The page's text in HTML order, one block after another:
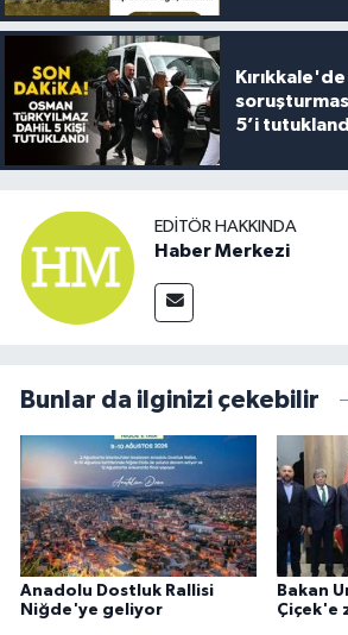
5’i
EDITÖR HAKKINDA
Haber Merkezi
Bunlar da ilginizi çekebilir
Anadolu Dostluk Rallisi
Niğde'ye geliyor
Bakan
Çiçek'e